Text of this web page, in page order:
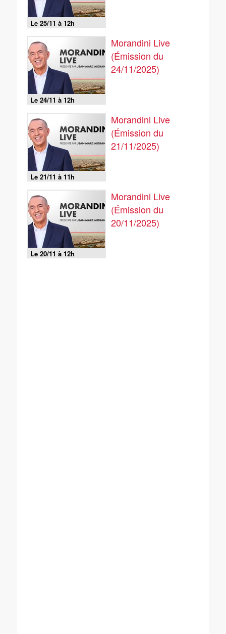
Le 25/11 à 12h
Le 24/11 à 12h
Morandini Live
(Émission du
24/11/2025)
Le 21/11 à 11h
Morandini Live
(Émission du
21/11/2025)
Le 20/11 à 12h
Morandini Live
(Émission du
20/11/2025)